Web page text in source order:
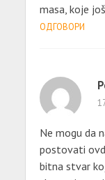
masa, koje
ОДГОВОРИ
Ne mogu da
postovati
bitna stvar